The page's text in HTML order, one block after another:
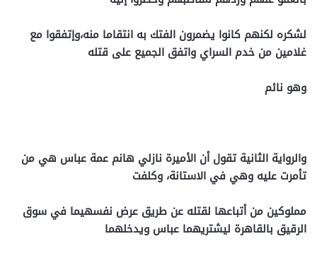
لشكره لكنهم كانوا يضمرون الفتك به انتقاما منه،وإتفقوا مع
غلامين من خدم السراي واتفق الجميع على قتله
وهو نائم
والرواية الثانية تقول أن الأميرة نازلي هانم عمة عباس هي من
تأمرت عليه وهي في الاستانة، وكلفت
مملوكين من أتباعها لقتله عن طريق عرض نفسهيما في سوق
الرقيق بالقاهرة ليشتريهما عباس ويدخلهما